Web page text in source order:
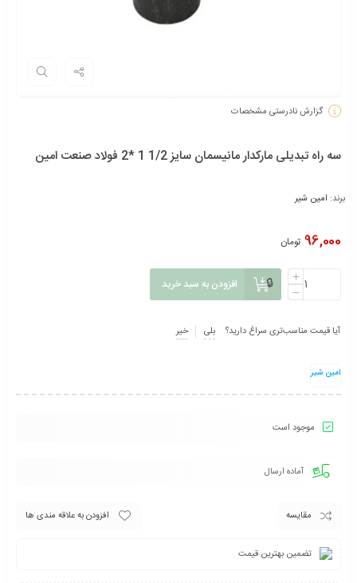
گزارش نادرستی مشخصات
سه راه تبدیلی مارکدار مانیسمان سایز 1/2 1 *2 فولاد صنعت امین
برند: امین شیر
96,000 تومان
افزودن به سبد خرید
آیا قیمت مناسب‌تری سراغ دارید؟ بلی خیر
امین شیر
موجود است
آماده ارسال
مقایسه افزودن به علاقه مندی ها
تضمین بهترین قیمت